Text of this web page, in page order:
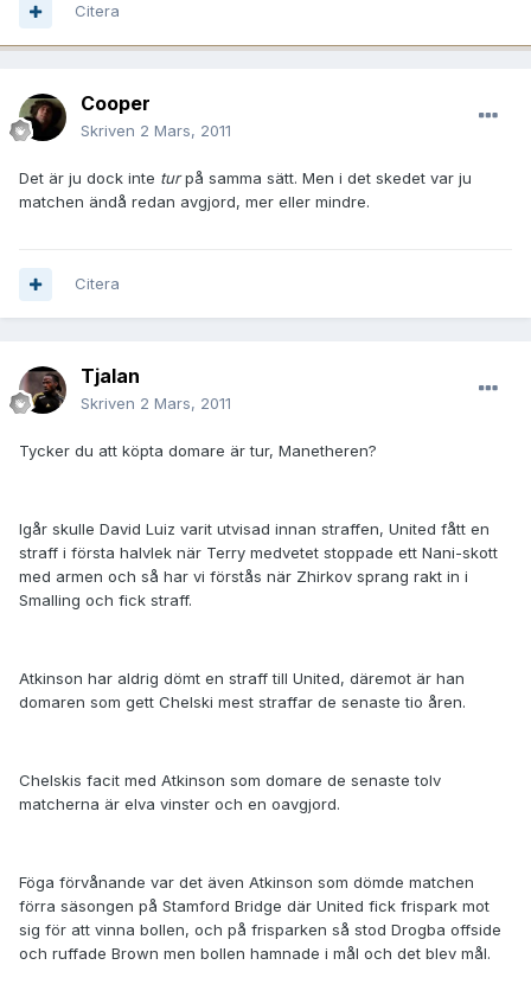
Citera
Cooper
Skriven 2 Mars, 2011
Det är ju dock inte turpå samma sätt. Men i det skedet var ju
matchen ändå redan avgjord, mer eller mindre.
Citera
Tjalan
Skriven 2 Mars, 2011
Tycker du att köpta domare är tur, Manetheren?
Igår skulle David Luiz varit utvisad innan straffen, United fått en
straff i första halvlek när Terry medvetet stoppade ett Nani-skott
med armen och så har vi förstås när Zhirkov sprang rakt in i
Smalling och fick straff.
Atkinson har aldrig dömt en straff till United, däremot är han
domaren som gett Chelski mest straffar de senaste tio åren.
Chelskis facit med Atkinson som domare de senaste tolv
matcherna är elva vinster och en oavgjord.
Föga förvånande var det även Atkinson som dömde matchen
förra säsongen på Stamford Bridge där United fick frispark mot
sig för att vinna bollen, och på frisparken så stod Drogba offside
och ruffade Brown men bollen hamnade i mål och det blev mål.